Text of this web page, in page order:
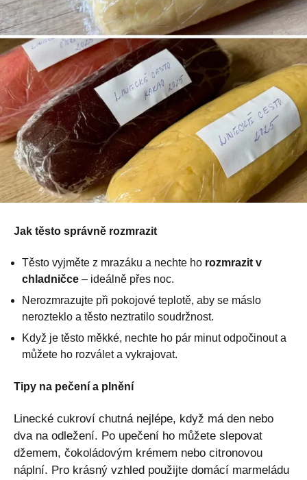
Jak těsto správně rozmrazit
Těsto vyjměte z mrazáku a nechte ho rozmrazit v
chladničce – ideálně přes noc.
Nerozmrazujte při pokojové teplotě, aby se máslo
nerozteklo a těsto neztratilo soudržnost.
Když je těsto měkké, nechte ho pár minut odpočinout a
můžete ho rozválet a vykrajovat.
Tipy na pečení a plnění
Linecké cukroví chutná nejlépe, když má den nebo
dva na odležení. Po upečení ho můžete slepovat
džemem, čokoládovým krémem nebo citronovou
náplní. Pro krásný vzhled použijte domácí marmeládu